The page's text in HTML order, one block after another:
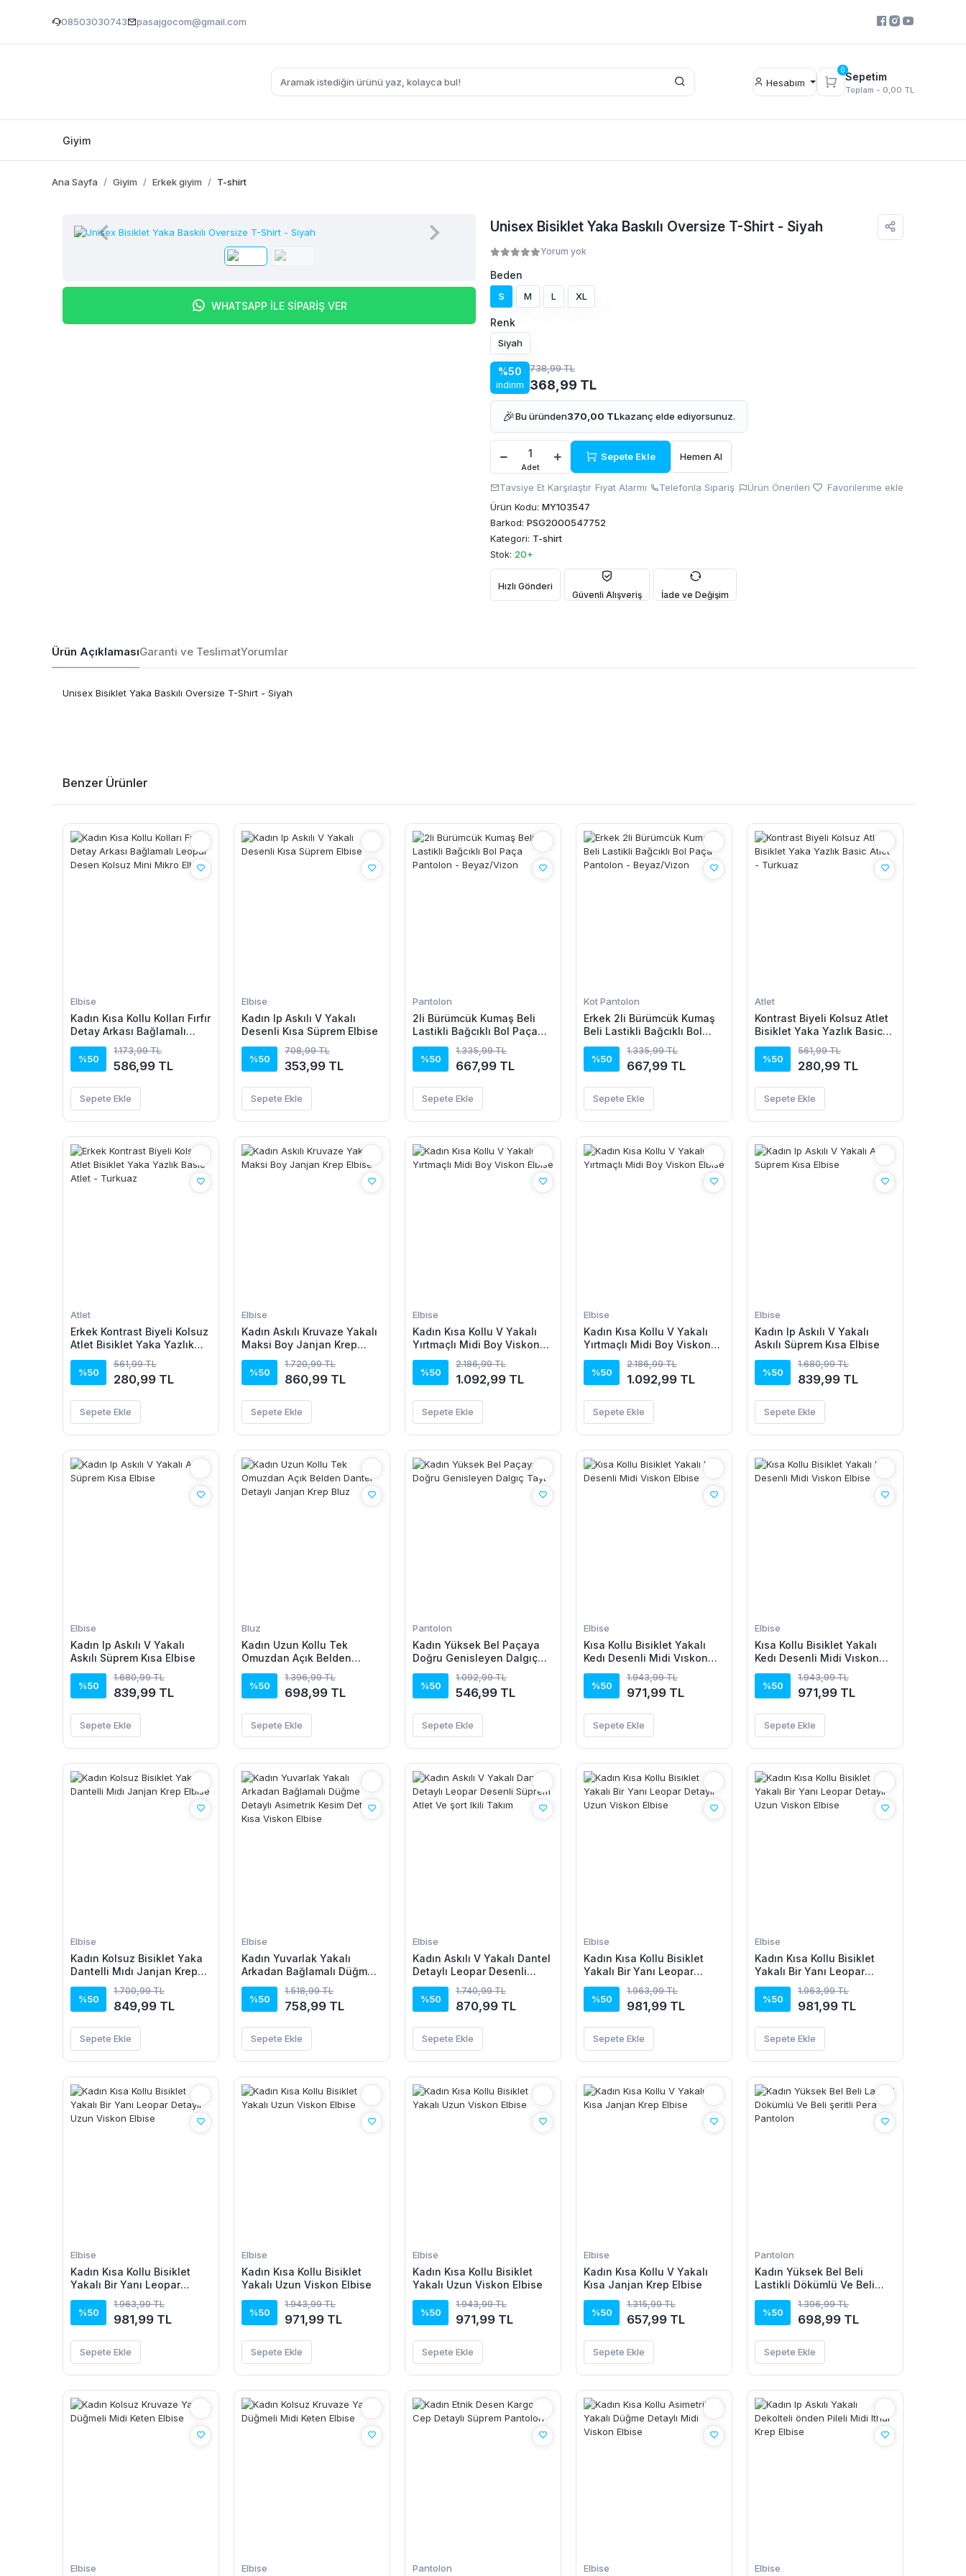
08503030743 pasajgocom@gmail.com
Hesabım
0
Sepetim
Toplam - 0,00 TL
Giyim
Ana Sayfa Giyim Erkek giyim T-shirt
WHATSAPP İLE SİPARİŞ VER
Unisex Bisiklet Yaka Baskılı Oversize T-Shirt - Siyah
Yorum yok
Beden
S M L XL
Renk
Siyah
%50
indirim
738,99 TL
368,99 TL
🎉Bu üründen370,00 TLkazanç elde ediyorsunuz.
Adet
Sepete Ekle Hemen Al
Tavsiye Et Karşılaştır Fiyat Alarmı Telefonla Sipariş Ürün Önerileri
Favorilerime ekle
Ürün Kodu: MY103547
Barkod: PSG2000547752
Kategori: T-shirt
Stok: 20+
Hızlı Gönderi
Güvenli Alışveriş
İade ve Değişim
Ürün AçıklamasıGaranti ve TeslimatYorumlar
Unisex Bisiklet Yaka Baskılı Oversize T-Shirt - Siyah
Benzer Ürünler
Elbise
Kadın Kısa Kollu Kolları Fırfır
Detay Arkası Bağlamalı
Leopar Desen Kolsuz Mini
Mikro Elbise
%50
1.173,99 TL
586,99 TL
Sepete Ekle
Elbise
Kadın Ip Askılı V Yakalı
Desenli Kısa Süprem Elbise
%50
708,99 TL
353,99 TL
Sepete Ekle
Pantolon
2li Bürümcük Kumaş Beli
Lastikli Bağcıklı Bol Paça
Pantolon - Beyaz/Vizon
%50
1.335,99 TL
667,99 TL
Sepete Ekle
Kot Pantolon
Erkek 2li Bürümcük Kumaş
Beli Lastikli Bağcıklı Bol
Paça Pantolon -
Beyaz/Vizon
%50
1.335,99 TL
667,99 TL
Sepete Ekle
Atlet
Kontrast Biyeli Kolsuz Atlet
Bisiklet Yaka Yazlık Basic
Atlet - Turkuaz
%50
561,99 TL
280,99 TL
Sepete Ekle
Atlet
Erkek Kontrast Biyeli Kolsuz
Atlet Bisiklet Yaka Yazlık
Basic Atlet - Turkuaz
%50
561,99 TL
280,99 TL
Sepete Ekle
Elbise
Kadın Askılı Kruvaze Yakalı
Maksi Boy Janjan Krep
Elbise
%50
1.720,99 TL
860,99 TL
Sepete Ekle
Elbise
Kadın Kısa Kollu V Yakalı
Yırtmaçlı Midi Boy Viskon
Elbise
%50
2.186,99 TL
1.092,99 TL
Sepete Ekle
Elbise
Kadın Kısa Kollu V Yakalı
Yırtmaçlı Midi Boy Viskon
Elbise
%50
2.186,99 TL
1.092,99 TL
Sepete Ekle
Elbise
Kadın Ip Askılı V Yakalı
Askılı Süprem Kısa Elbise
%50
1.680,99 TL
839,99 TL
Sepete Ekle
Elbise
Kadın Ip Askılı V Yakalı
Askılı Süprem Kısa Elbise
%50
1.680,99 TL
839,99 TL
Sepete Ekle
Bluz
Kadın Uzun Kollu Tek
Omuzdan Açık Belden
Dantel Detaylı Janjan Krep
Bluz
%50
1.396,99 TL
698,99 TL
Sepete Ekle
Pantolon
Kadın Yüksek Bel Paçaya
Doğru Genisleyen Dalgıç
Tayt
%50
1.092,99 TL
546,99 TL
Sepete Ekle
Elbise
Kısa Kollu Bisiklet Yakalı
Kedı Desenli Midi Vıskon
Elbise
%50
1.943,99 TL
971,99 TL
Sepete Ekle
Elbise
Kısa Kollu Bisiklet Yakalı
Kedı Desenli Midi Vıskon
Elbise
%50
1.943,99 TL
971,99 TL
Sepete Ekle
Elbise
Kadın Kolsuz Bisiklet Yaka
Dantelli Mıdı Janjan Krep
Elbise
%50
1.700,99 TL
849,99 TL
Sepete Ekle
Elbise
Kadın Yuvarlak Yakalı
Arkadan Bağlamalı Düğme
Detaylı Asimetrik Kesim
Detaylı Kısa Viskon Elbise
%50
1.518,99 TL
758,99 TL
Sepete Ekle
Elbise
Kadın Askılı V Yakalı Dantel
Detaylı Leopar Desenli
Süprem Atlet Ve şort Ikili
Takım
%50
1.740,99 TL
870,99 TL
Sepete Ekle
Elbise
Kadın Kısa Kollu Bisiklet
Yakalı Bir Yanı Leopar
Detaylı Uzun Viskon Elbise
%50
1.963,99 TL
981,99 TL
Sepete Ekle
Elbise
Kadın Kısa Kollu Bisiklet
Yakalı Bir Yanı Leopar
Detaylı Uzun Viskon Elbise
%50
1.963,99 TL
981,99 TL
Sepete Ekle
Elbise
Kadın Kısa Kollu Bisiklet
Yakalı Bir Yanı Leopar
Detaylı Uzun Viskon Elbise
%50
1.963,99 TL
981,99 TL
Sepete Ekle
Elbise
Kadın Kısa Kollu Bisiklet
Yakalı Uzun Viskon Elbise
%50
1.943,99 TL
971,99 TL
Sepete Ekle
Elbise
Kadın Kısa Kollu Bisiklet
Yakalı Uzun Viskon Elbise
%50
1.943,99 TL
971,99 TL
Sepete Ekle
Elbise
Kadın Kısa Kollu V Yakalı
Kısa Janjan Krep Elbise
%50
1.315,99 TL
657,99 TL
Sepete Ekle
Pantolon
Kadın Yüksek Bel Beli
Lastikli Dökümlü Ve Beli
şeritli Pera Pantolon
%50
1.396,99 TL
698,99 TL
Sepete Ekle
Elbise Elbise Pantolon Elbise Elbise